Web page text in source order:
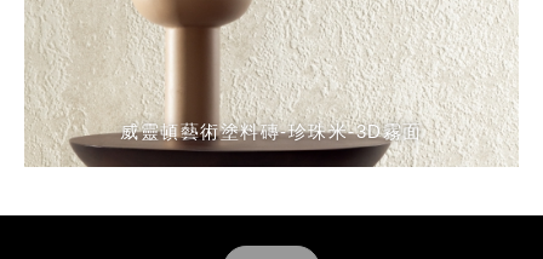
威靈頓藝術塗料磚-珍珠米-3D霧面